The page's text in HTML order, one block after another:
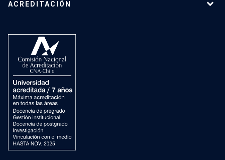
ACREDITACIÓN